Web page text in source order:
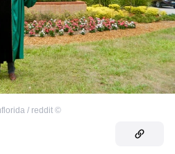
©
/ reddit